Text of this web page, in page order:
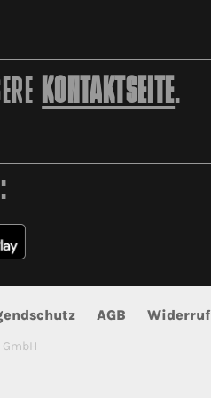
KONTAKTSEITE.
AGB Widerruf